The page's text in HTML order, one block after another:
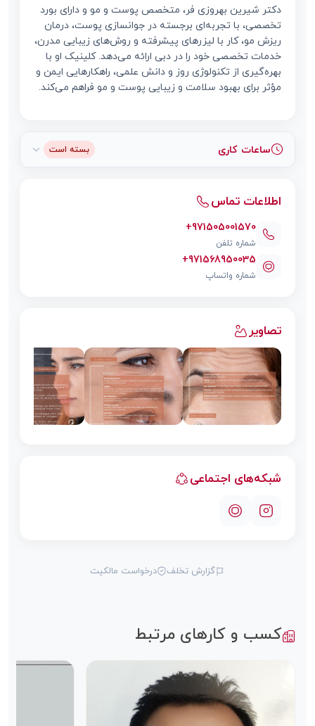
دکتر شیرین بهروزی فر، متخصص پوست و مو و دارای بورد
تخصصی، با تجربه‌ای برجسته در جوانسازی پوست، درمان
ریزش مو، کار با لیزرهای پیشرفته و روش‌های زیبایی مدرن،
خدمات تخصصی خود را در دبی ارائه می‌دهد. کلینیک او با
بهره‌گیری از تکنولوژی روز و دانش علمی، راهکارهایی ایمن و
مؤثر برای بهبود سلامت و زیبایی پوست و مو فراهم می‌کند.
ساعات کاری بسته است
اطلاعات تماس
+971505001570
شماره تلفن
+971568950035
شماره واتساپ
تصاویر
شبکه‌های اجتماعی
گزارش تخلف درخواست مالکیت
کسب و کارهای مرتبط